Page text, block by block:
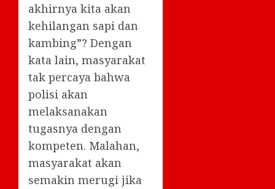
akhirnya kita akan
kehilangan sapi dan
kambing”? Dengan
kata lain, masyarakat
tak percaya bahwa
polisi akan
melaksanakan
tugasnya dengan
kompeten. Malahan,
masyarakat akan
semakin merugi jika